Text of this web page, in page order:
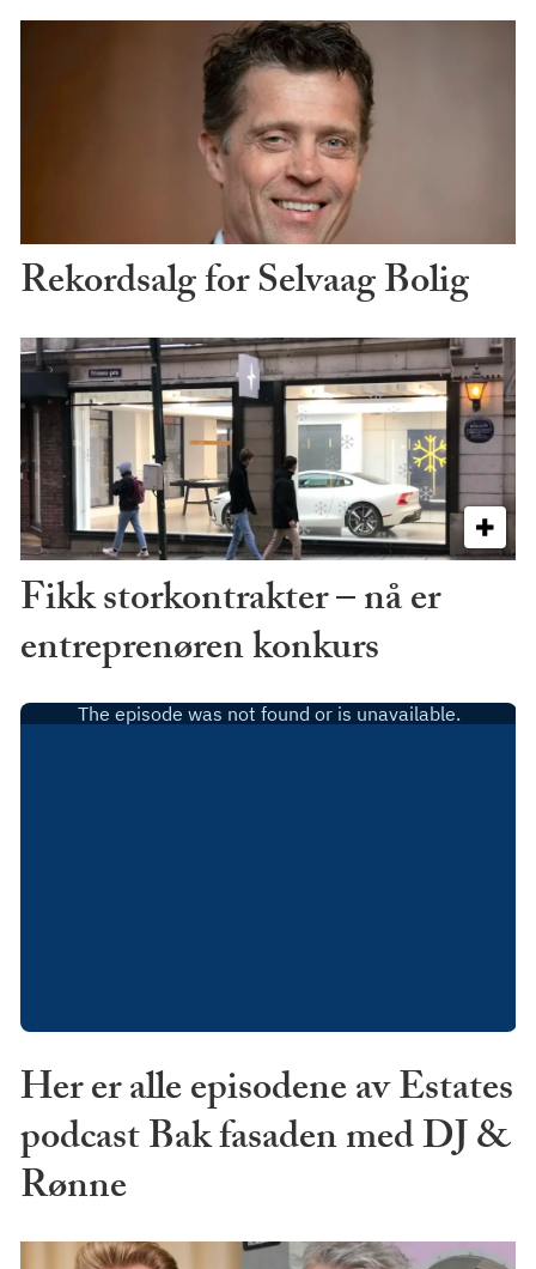
Rekordsalg for Selvaag Bolig
Fikk storkontrakter – nå er
entreprenøren konkurs
Her er alle episodene av Estates
podcast Bak fasaden med DJ &
Rønne